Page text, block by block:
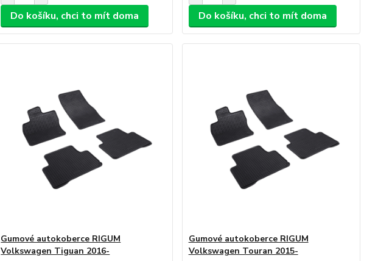
Do košíku, chci to mít doma Do košíku, chci to mít doma
Gumové autokoberce RIGUM
Volkswagen Tiguan 2016-
Gumové autokoberce RIGUM
Volkswagen Touran 2015-